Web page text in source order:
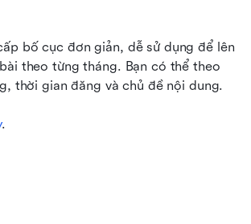
bố cục đơn giản, dễ sử dụng để lên
theo từng tháng. Bạn có thể theo
thời gian đăng và chủ đề nội dung.
.